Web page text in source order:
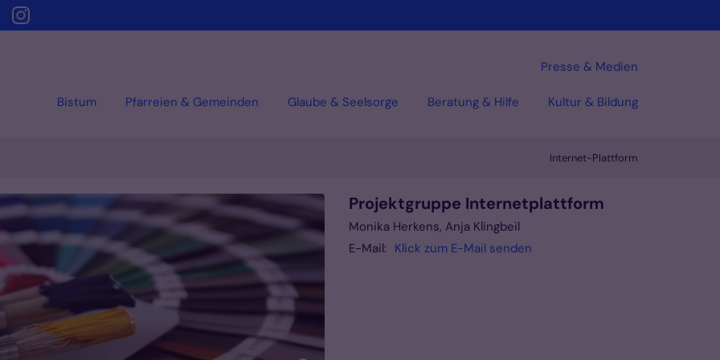
Bistum Pfarreien & Gemeinden Glaube & Seelsorge Beratung & Hilfe Kultur & Bildung
Presse & Medien
Internet-Plattform
Projektgruppe Internetplattform
Monika Herkens, Anja Klingbeil
E-Mail: Klick zum E-Mail senden